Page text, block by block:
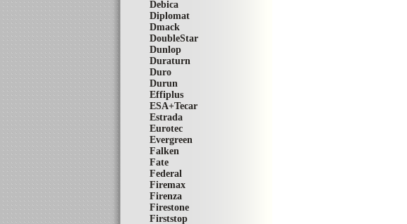
Debica
Diplomat
Dmack
DoubleStar
Dunlop
Duraturn
Duro
Durun
Effiplus
ESA+Tecar
Estrada
Eurotec
Evergreen
Falken
Fate
Federal
Firemax
Firenza
Firestone
Firststop